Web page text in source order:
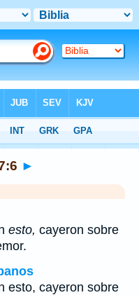
►
esto, cayeron sobre
esto, cayeron sobre